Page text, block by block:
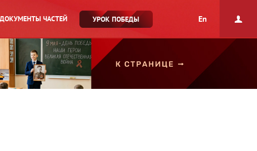
ДОКУМЕНТЫ ЧАСТЕЙ УРОК ПОБЕДЫ En